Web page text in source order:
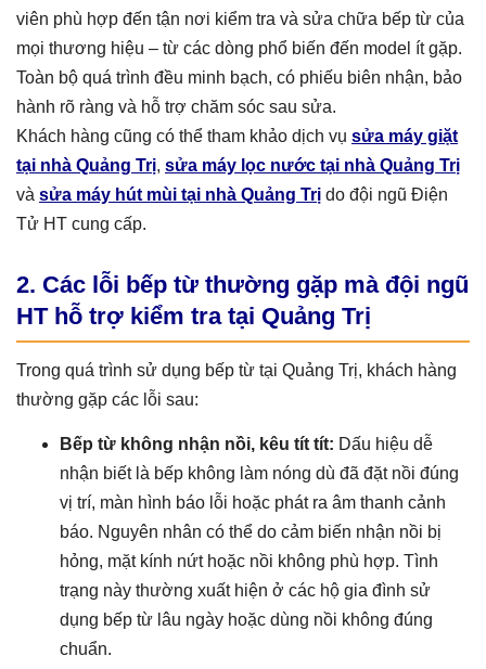
viên phù hợp đến tận nơi kiểm tra và sửa chữa bếp từ của
mọi thương hiệu – từ các dòng phổ biến đến model ít gặp.
Toàn bộ quá trình đều minh bạch, có phiếu biên nhận, bảo
hành rõ ràng và hỗ trợ chăm sóc sau sửa.
Khách hàng cũng có thể tham khảo dịch vụ sửa máy giặt
tại nhà Quảng Trị, sửa máy lọc nước tại nhà Quảng Trị
và sửa máy hút mùi tại nhà Quảng Trị do đội ngũ Điện
Tử HT cung cấp.
2. Các lỗi bếp từ thường gặp mà đội ngũ
HT hỗ trợ kiểm tra tại Quảng Trị
Trong quá trình sử dụng bếp từ tại Quảng Trị, khách hàng
thường gặp các lỗi sau:
Bếp từ không nhận nồi, kêu tít tít: Dấu hiệu dễ
nhận biết là bếp không làm nóng dù đã đặt nồi đúng
vị trí, màn hình báo lỗi hoặc phát ra âm thanh cảnh
báo. Nguyên nhân có thể do cảm biến nhận nồi bị
hỏng, mặt kính nứt hoặc nồi không phù hợp. Tình
trạng này thường xuất hiện ở các hộ gia đình sử
dụng bếp từ lâu ngày hoặc dùng nồi không đúng
chuẩn.